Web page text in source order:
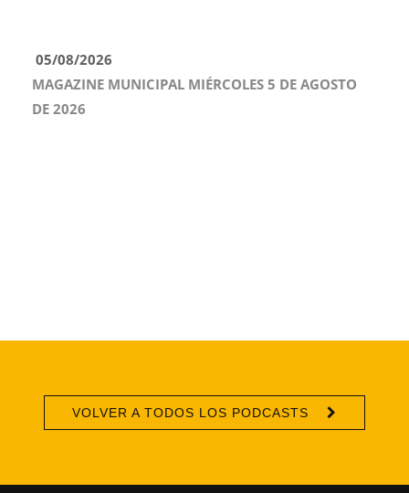
05/08/2026
MAGAZINE MUNICIPAL MIÉRCOLES 5 DE AGOSTO
DE 2026
VOLVER A TODOS LOS PODCASTS